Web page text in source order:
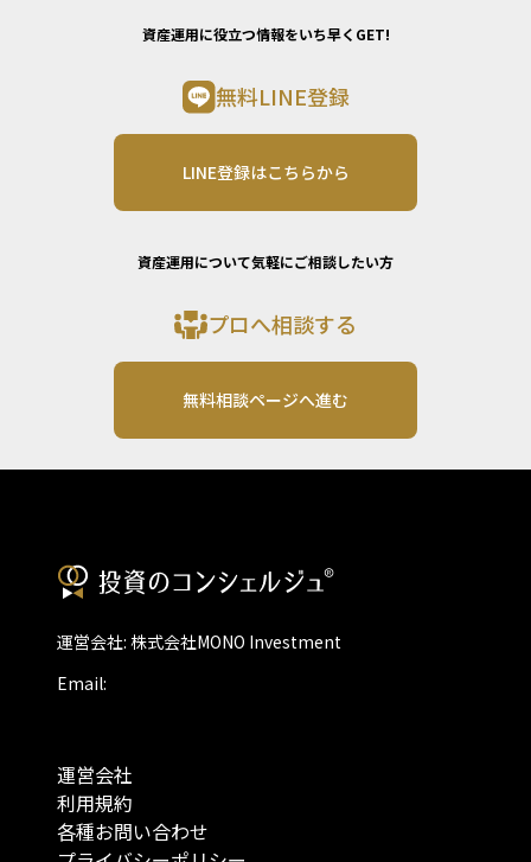
資産運用に役立つ情報をいち早くGET!
無料LINE登録
LINE登録はこちらから
資産運用について気軽にご相談したい方
プロへ相談する
無料相談ページへ進む
運営会社: 株式会社MONO Investment
Email:
運営会社
利用規約
各種お問い合わせ